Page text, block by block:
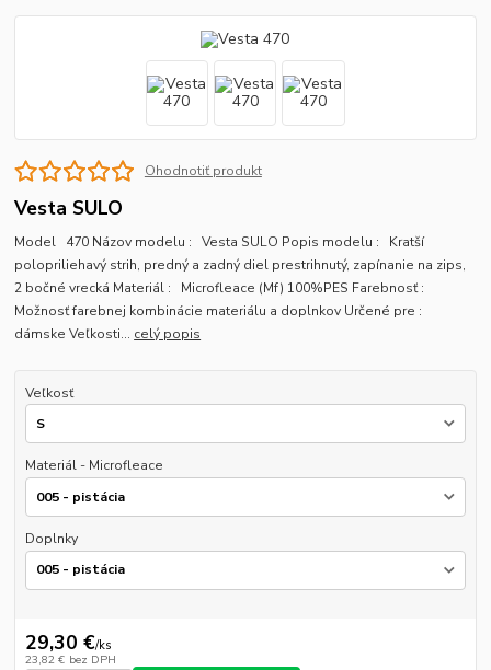
Ohodnotiť produkt
Vesta SULO
Model 470 Názov modelu : Vesta SULO Popis modelu : Kratší
polopriliehavý strih, predný a zadný diel prestrihnutý, zapínanie na zips,
2 bočné vrecká Materiál : Microfleace (Mf) 100%PES Farebnosť :
Možnosť farebnej kombinácie materiálu a doplnkov Určené pre :
dámske Veľkosti... celý popis
Veľkosť
Materiál - Microfleace
Doplnky
29,30 €/ks
23,82 € bez DPH